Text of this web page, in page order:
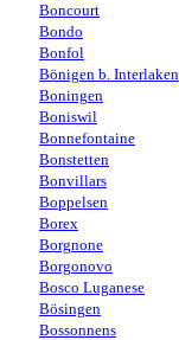
Boncourt
Bondo
Bonfol
Bönigen b. Interlaken
Boningen
Boniswil
Bonnefontaine
Bonstetten
Bonvillars
Boppelsen
Borex
Borgnone
Borgonovo
Bosco Luganese
Bösingen
Bossonnens